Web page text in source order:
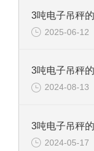
2025-06-12
2024-08-13
2024-05-17